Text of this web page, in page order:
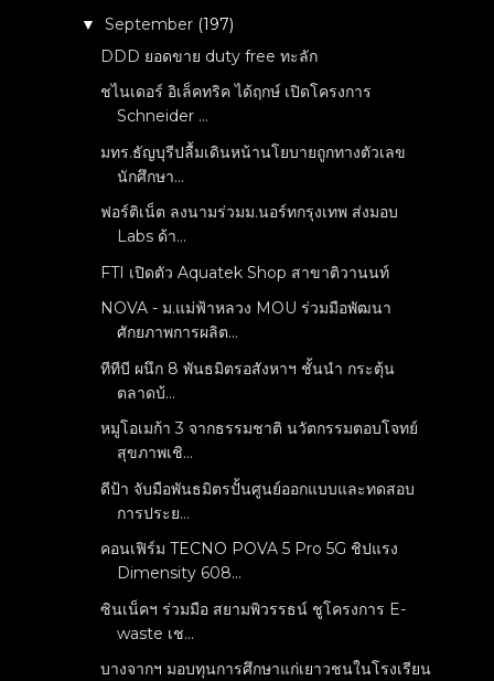
▼September (197)
DDD ยอดขาย duty free ทะลัก
ชไนเดอร์ อิเล็คทริค ได้ฤกษ์ เปิดโครงการ
Schneider ...
มทร.ธัญบุรีปลื้มเดินหน้านโยบายถูกทางตัวเลข
นักศึกษา...
ฟอร์ติเน็ต ลงนามร่วมม.นอร์ทกรุงเทพ ส่งมอบ
Labs ด้า...
FTI เปิดตัว Aquatek Shop สาขาติวานนท์
NOVA - ม.แม่ฟ้าหลวง MOU ร่วมมือพัฒนา
ศักยภาพการผลิต...
ทีทีบี ผนึก 8 พันธมิตรอสังหาฯ ชั้นนำ กระตุ้น
ตลาดบ้...
หมูโอเมก้า 3 จากธรรมชาติ นวัตกรรมตอบโจทย์
สุขภาพเชิ...
ดีป้า จับมือพันธมิตรปั้นศูนย์ออกแบบและทดสอบ
การประย...
คอนเฟิร์ม TECNO POVA 5 Pro 5G ชิปแรง
Dimensity 608...
ซินเน็คฯ ร่วมมือ สยามพิวรรธน์ ชูโครงการ E-
waste เช...
บางจากฯ มอบทุนการศึกษาแก่เยาวชนในโรงเรียน